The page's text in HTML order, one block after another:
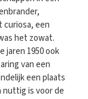
een
het zowat.
jaren 1950 ook
van een
een plaats
nuttig is voor de